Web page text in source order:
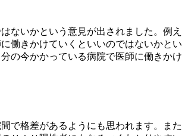
いかという意見が出されました。例
働きかけていくといいのではないかとい
今かかっている病院で医師に働きか
格差があるようにも思われます。ま